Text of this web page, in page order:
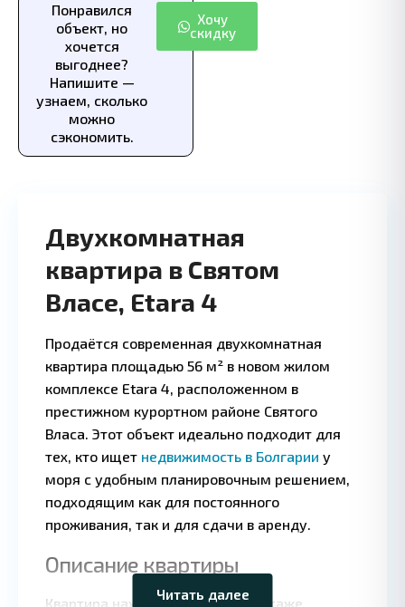
Понравился
объект, но
хочется
выгоднее?
Напишите —
узнаем, сколько
можно
сэкономить.
Хочу
скидку
Двухкомнатная
квартира в Святом
Власе, Etara 4
Продаётся современная двухкомнатная
квартира площадью 56 м² в новом жилом
комплексе Etara 4, расположенном в
престижном курортном районе Святого
Власа. Этот объект идеально подходит для
тех, кто ищет недвижимость в Болгарии у
моря с удобным планировочным решением,
подходящим как для постоянного
проживания, так и для сдачи в аренду.
Описание квартиры
Квартира находится на первом этаже
Читать далее